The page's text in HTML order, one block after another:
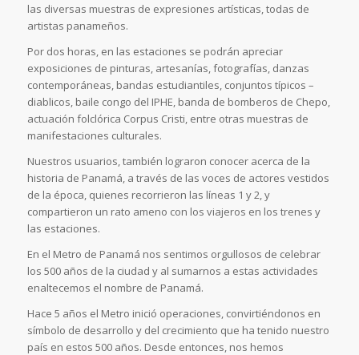
las diversas muestras de expresiones artísticas, todas de
artistas panameños.
Por dos horas, en las estaciones se podrán apreciar
exposiciones de pinturas, artesanías, fotografías, danzas
contemporáneas, bandas estudiantiles, conjuntos típicos –
diablicos, baile congo del IPHE, banda de bomberos de Chepo,
actuación folclórica Corpus Cristi, entre otras muestras de
manifestaciones culturales.
Nuestros usuarios, también lograron conocer acerca de la
historia de Panamá, a través de las voces de actores vestidos
de la época, quienes recorrieron las líneas 1 y 2, y
compartieron un rato ameno con los viajeros en los trenes y
las estaciones.
En el Metro de Panamá nos sentimos orgullosos de celebrar
los 500 años de la ciudad y al sumarnos a estas actividades
enaltecemos el nombre de Panamá.
Hace 5 años el Metro inició operaciones, convirtiéndonos en
símbolo de desarrollo y del crecimiento que ha tenido nuestro
país en estos 500 años. Desde entonces, nos hemos